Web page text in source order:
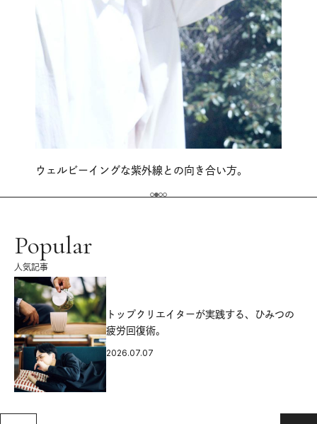
ウェルビーイングな紫外線との向き合い方。
Popular
人気記事
トップクリエイターが実践する、ひみつの
疲労回復術。
2026.07.07